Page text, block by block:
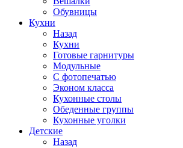
Обувницы
Кухни
Назад
Кухни
Готовые гарнитуры
Модульные
С фотопечатью
Эконом класса
Кухонные столы
Обеденные группы
Кухонные уголки
Детские
Назад